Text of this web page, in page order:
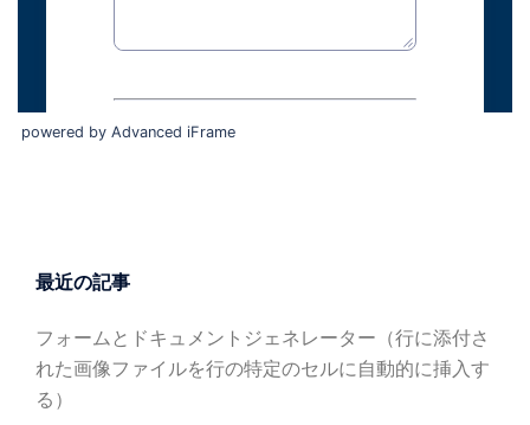
powered by Advanced iFrame
最近の記事
フォームとドキュメントジェネレーター（行に添付さ
れた画像ファイルを行の特定のセルに自動的に挿入す
る）